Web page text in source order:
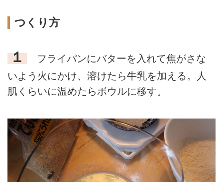
つくり方
１
フライパンにバターを入れて焦がさな
いよう火にかけ、溶けたら牛乳を加える。人
肌くらいに温めたらボウルに移す。